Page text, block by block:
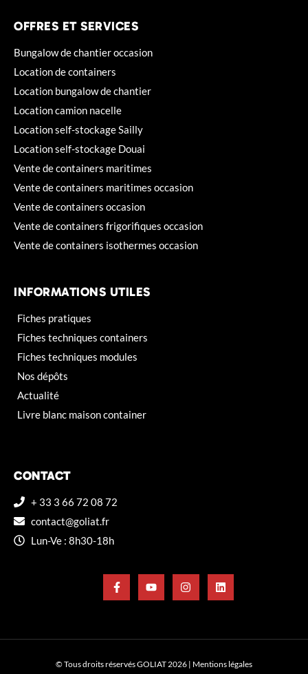
OFFRES ET SERVICES
Bungalow de chantier occasion
Location de containers
Location bungalow de chantier
Location camion nacelle
Location self-stockage Sailly
Location self-stockage Douai
Vente de containers maritimes
Vente de containers maritimes occasion
Vente de containers occasion
Vente de containers frigorifiques occasion
Vente de containers isothermes occasion
INFORMATIONS UTILES
Fiches pratiques
Fiches techniques containers
Fiches techniques modules
Nos dépôts
Actualité
Livre blanc maison container
CONTACT
+ 33 3 66 72 08 72
contact@goliat.fr
Lun-Ve : 8h30-18h
© Tous droits réservés GOLIAT 2026 | Mentions légales